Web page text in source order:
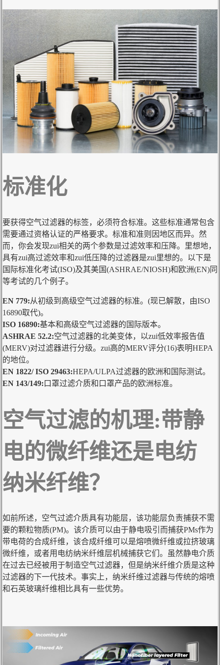
标准化
要获得空气过滤器的标签，必须符合标准。这些标准通常包含
需要通过资格认证的严格要求。标准和准则因地区而异。然
而，你会发现zui相关的两个参数是过滤效率和压降。里想地，
具有zui高过滤效率和zui低压降的过滤器是zui里想的。以下是
国际标准化考试(ISO)及其美国(ASHRAE/NIOSH)和欧洲(EN)同
等考试的几个例子。
EN 779:从初级到高级空气过滤器的标准。(现已解散，由ISO
16890取代)。
ISO 16890:基本和高级空气过滤器的国际版本。
ASHRAE 52.2:空气过滤器的北美变体，以zui低效率报告值
(MERV)对过滤器进行分级。zui高的MERV评分(16)表明HEPA
的地位。
EN 1822/ ISO 29463:HEPA/ULPA过滤器的欧洲和国际测试。
EN 143/149: 口罩过滤介质和口罩产品的欧洲标准。
空气过滤的机理:带静
电的微纤维还是电纺
纳米纤维？
如前所述，空气过滤介质具有功能层，该功能层负责捕获不需
要的颗粒物质(PM)。该介质可以由于静电吸引而捕获PMs作为
带电荷的合成纤维，该合成纤维可以是熔喷微纤维或拉挤玻璃
微纤维，或者用电纺纳米纤维层机械捕获它们。虽然静电介质
在过去已经被用于制造空气过滤器，但是纳米纤维介质是这种
过滤器的下一代技术。事实上，纳米纤维过滤器与传统的熔喷
和石英玻璃纤维相比具有一些优势。